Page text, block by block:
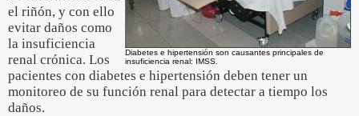
Diabetes e hipertensión son causantes principales de
insuficiencia renal: IMSS.
el riñón, y con ello
evitar daños como
la insuficiencia
renal crónica. Los
pacientes con diabetes e hipertensión deben tener un
monitoreo de su función renal para detectar a tiempo los
daños.